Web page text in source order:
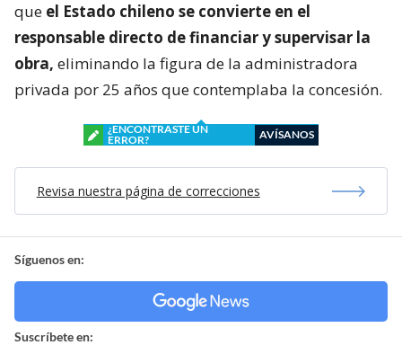
que el Estado chileno se convierte en el
responsable directo de financiar y supervisar la
obra, eliminando la figura de la administradora
privada por 25 años que contemplaba la concesión.
¿ENCONTRASTE UN
ERROR?
AVÍSANOS
Revisa nuestra página de correcciones
Síguenos en:
Suscríbete en: